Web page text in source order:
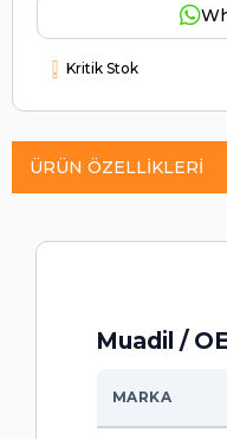
Kritik Stok
ÜRÜN ÖZELLIKLERI
Muadil /
MARKA